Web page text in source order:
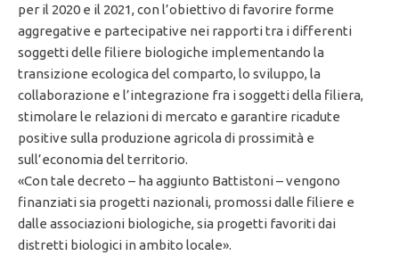
per il 2020 e il 2021, con l’obiettivo di favorire forme
aggregative e partecipative nei rapporti tra i differenti
soggetti delle filiere biologiche implementando la
transizione ecologica del comparto, lo sviluppo, la
collaborazione e l’integrazione fra i soggetti della filiera,
stimolare le relazioni di mercato e garantire ricadute
positive sulla produzione agricola di prossimità e
sull’economia del territorio.
«Con tale decreto – ha aggiunto Battistoni – vengono
finanziati sia progetti nazionali, promossi dalle filiere e
dalle associazioni biologiche, sia progetti favoriti dai
distretti biologici in ambito locale».